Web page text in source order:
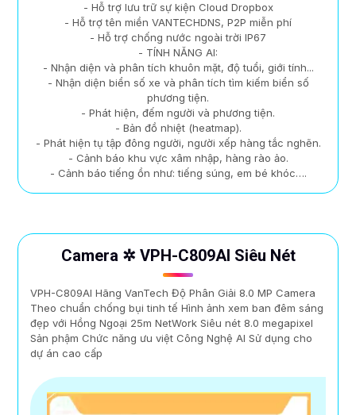
- Hỗ trợ lưu trữ sự kiện Cloud Dropbox
- Hỗ trợ tên miền VANTECHDNS, P2P miễn phí
- Hỗ trợ chống nước ngoài trời IP67
- TÍNH NĂNG AI:
- Nhận diện và phân tích khuôn mặt, độ tuổi, giới tính...
- Nhận diện biển số xe và phân tích tìm kiếm biển số
phương tiện.
- Phát hiện, đếm người và phương tiện.
- Bản đồ nhiệt (heatmap).
- Phát hiện tụ tập đông người, người xếp hàng tắc nghẽn.
- Cảnh báo khu vực xâm nhập, hàng rào ảo.
- Cảnh báo tiếng ồn như: tiếng súng, em bé khóc….
Camera ✲ VPH-C809AI Siêu Nét
VPH-C809AI Hãng VanTech Độ Phân Giải 8.0 MP Camera
Theo chuẩn chống bụi tinh tế Hình ảnh xem ban đêm sáng
đẹp với Hồng Ngoại 25m NetWork Siêu nét 8.0 megapixel
Sản phậm Chức năng ưu việt Công Nghệ AI Sử dụng cho
dự án cao cấp